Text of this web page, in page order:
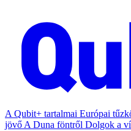
A Qubit+ tartalmai Európai
jövő A Duna föntről Dolgok a